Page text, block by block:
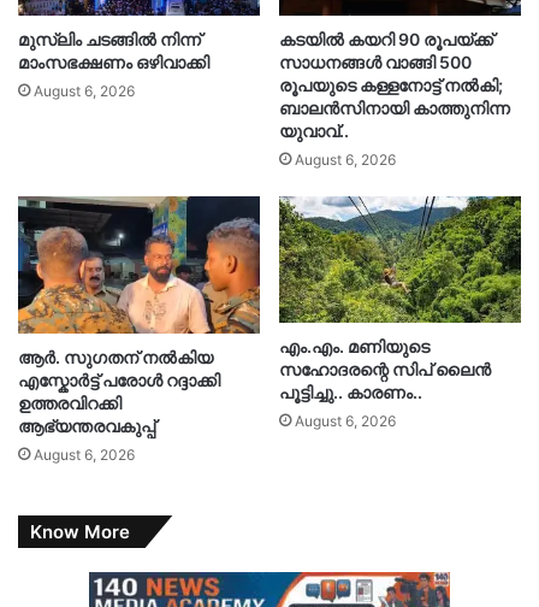
മുസ്‌ലിം ചടങ്ങിൽ നിന്ന്
മാംസഭക്ഷണം ഒഴിവാക്കി
August 6, 2026
കടയിൽ കയറി 90 രൂപയ്ക്ക്
സാധനങ്ങൾ വാങ്ങി 500
രൂപയുടെ കള്ളനോട്ട് നൽകി;
ബാലൻസിനായി കാത്തുനിന്ന
യുവാവ്..
August 6, 2026
ആർ. സു​ഗതന് നൽകിയ
എസ്കോർട്ട് പരോൾ റദ്ദാക്കി
ഉത്തരവിറക്കി
ആഭ്യന്തരവകുപ്പ്
August 6, 2026
എം.എം. മണിയുടെ
സഹോദരന്റെ സിപ് ലൈൻ
പൂട്ടിച്ചു.. കാരണം..
August 6, 2026
Know More